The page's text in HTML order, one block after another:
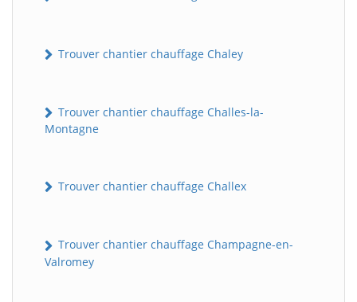
Trouver chantier chauffage Chaley
Trouver chantier chauffage Challes-la-
Montagne
Trouver chantier chauffage Challex
Trouver chantier chauffage Champagne-en-
Valromey